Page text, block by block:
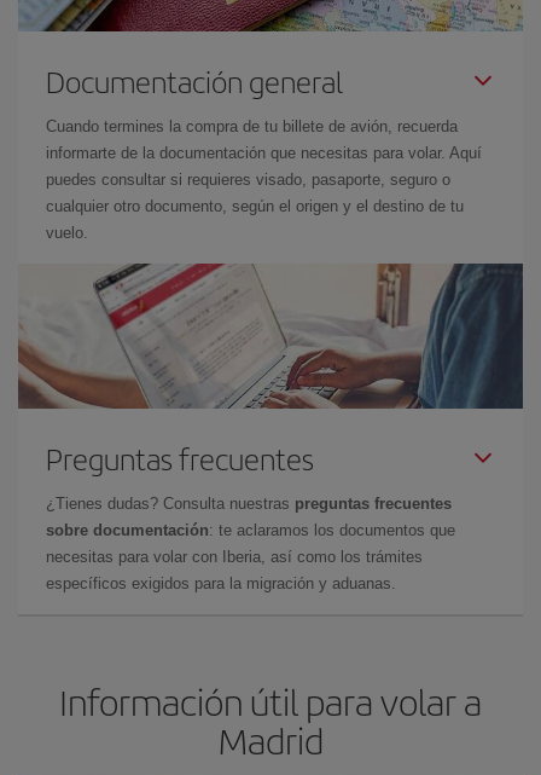
Documentación general
Cuando termines la compra de tu billete de avión, recuerda
informarte de la documentación que necesitas para volar. Aquí
puedes consultar si requieres visado, pasaporte, seguro o
cualquier otro documento, según el origen y el destino de tu
vuelo.
Preguntas frecuentes
¿Tienes dudas? Consulta nuestras preguntas frecuentes
sobre documentación: te aclaramos los documentos que
necesitas para volar con Iberia, así como los trámites
específicos exigidos para la migración y aduanas.
Información útil para volar a
Madrid